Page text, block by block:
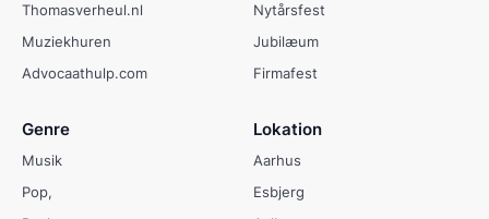
Thomasverheul.nl
Muziekhuren
Advocaathulp.com
Nytårsfest
Jubilæum
Firmafest
Genre
Musik
Pop
Lokation
Aarhus
Esbjerg